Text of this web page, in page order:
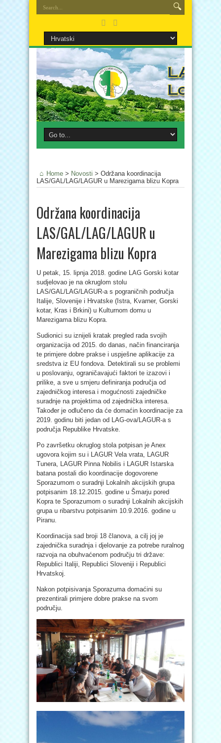
Home > Novosti > Održana koordinacija
LAS/GAL/LAG/LAGUR u Marezigama blizu Kopra
Održana koordinacija
LAS/GAL/LAG/LAGUR u
Marezigama blizu Kopra
U petak, 15. lipnja 2018. godine LAG Gorski kotar
sudjelovao je na okruglom stolu
LAS/GAL/LAG/LAGUR-a s pograničnih područja
Italije, Slovenije i Hrvatske (Istra, Kvarner, Gorski
kotar, Kras i Brkini) u Kulturnom domu u
Marezigama blizu Kopra.
Sudionici su iznijeli kratak pregled rada svojih
organizacija od 2015. do danas, način financiranja
te primjere dobre prakse i uspješne aplikacije za
sredstva iz EU fondova. Detektirali su se problemi
u poslovanju, ograničavajući faktori te izazovi i
prilike, a sve u smjeru definiranja područja od
zajedničkog interesa i mogućnosti zajedničke
suradnje na projektima od zajednička interesa.
Također je odlučeno da će domaćin koordinacije za
2019. godinu biti jedan od LAG-ova/LAGUR-a s
područja Republike Hrvatske.
Po završetku okruglog stola potpisan je Anex
ugovora kojim su i LAGUR Vela vrata, LAGUR
Tunera, LAGUR Pinna Nobilis i LAGUR Istarska
batana postali dio koordinacije dogovorene
Sporazumom o suradnji Lokalnih akcijskih grupa
potpisanim 18.12.2015. godine u Šmarju pored
Kopra te Sporazumom o suradnji Lokalnih akcijskih
grupa u ribarstvu potpisanim 10.9.2016. godine u
Piranu.
Koordinacija sad broji 18 članova, a cilj joj je
zajednička suradnja i djelovanje za potrebe ruralnog
razvoja na obuhvaćenom području tri države:
Republici Italiji, Republici Sloveniji i Republici
Hrvatskoj.
Nakon potpisivanja Sporazuma domaćini su
prezentirali primjere dobre prakse na svom
području.